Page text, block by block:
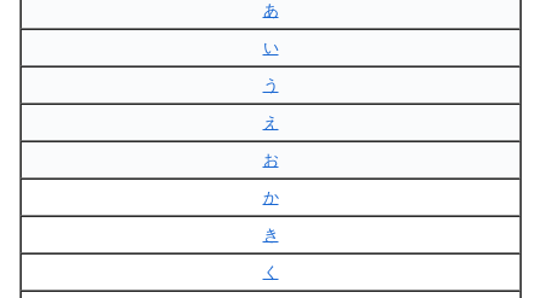
あ
い
う
え
お
か
き
く